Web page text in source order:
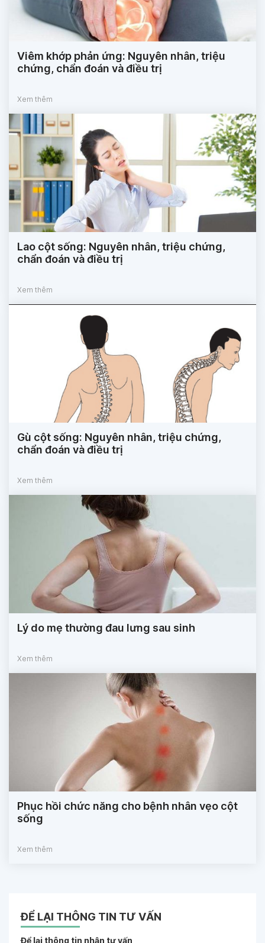
Viêm khớp phản ứng: Nguyên nhân, triệu
chứng, chẩn đoán và điều trị
Xem thêm
Lao cột sống: Nguyên nhân, triệu chứng,
chẩn đoán và điều trị
Xem thêm
Gù cột sống: Nguyên nhân, triệu chứng,
chẩn đoán và điều trị
Xem thêm
Lý do mẹ thường đau lưng sau sinh
Xem thêm
Phục hồi chức năng cho bệnh nhân vẹo cột
sống
Xem thêm
ĐỂ LẠI THÔNG TIN TƯ VẤN
Để lại thông tin nhận tư vấn